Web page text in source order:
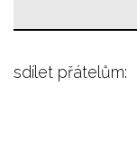
sdílet přátelům: